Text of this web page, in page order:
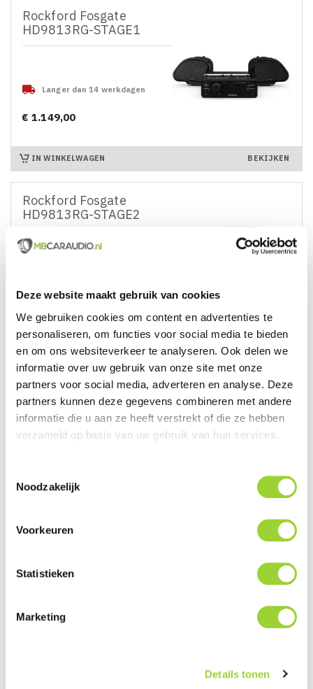
Deze website maakt gebruik van cookies
We gebruiken cookies om content en advertenties te
personaliseren, om functies voor social media te bieden
en om ons websiteverkeer te analyseren. Ook delen we
informatie over uw gebruik van onze site met onze
partners voor social media, adverteren en analyse. Deze
partners kunnen deze gegevens combineren met andere
informatie die u aan ze heeft verstrekt of die ze hebben
verzameld op basis van uw gebruik van hun services.
Noodzakelijk
Voorkeuren
Statistieken
Marketing
Details tonen
Rockford Fosgate
HD9813RG-STAGE1
 Langer dan 14 werkdagen
Prijs
€ 1.149,00
IN WINKELWAGEN BEKIJKEN
Rockford Fosgate
HD9813RG-STAGE2
€ 1.799,00
Adviesprijs: € 1.969,00
Uitleg wat de adviesprijs inhoudt
IN WINKELWAGEN BEKIJKEN
Rockford Fosgate
HD9813RG-STAGE3
 Langer dan 14 werkdagen
Adviesprijs: € 2.469,00
IN WINKELWAGEN BEKIJKEN
Rockford Fosgate